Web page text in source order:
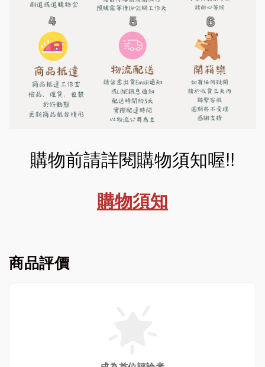
購物前請詳閱購物須知喔!!
購物須知
商品評價